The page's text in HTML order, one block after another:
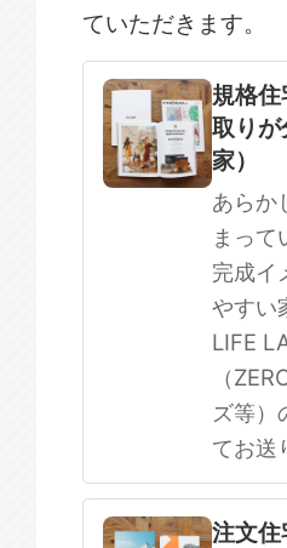
ていただきます。
規格住宅
SOWOOD
まだ何も決ま
規格
取り
家）
あらか
まって
完成イ
やすい
LIFE
（
ズ等）
てお送
注文